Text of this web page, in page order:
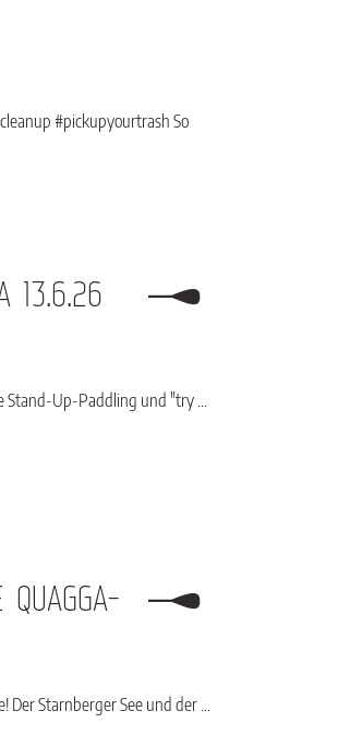
#pickupyourtrash So
13.6.26
Stand-Up-Paddling und "try ...
Starnberger See und der ...